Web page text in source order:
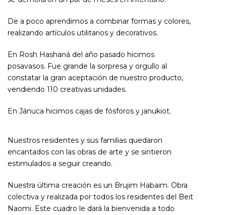
De a poco aprendimos a combinar formas y colores,
realizando artículos utilitarios y decorativos.
En Rosh Hashaná del año pasado hicimos
posavasos. Fue grande la sorpresa y orgullo al
constatar la gran aceptación de nuestro producto,
vendiendo 110 creativas unidades.
En Jánuca hicimos cajas de fósforos y janukiot.
Nuestros residentes y sus familias quedaron
encantados con las obras de arte y se sintieron
estimulados a seguir creando.
Nuestra última creación es un Brujim Habaim. Obra
colectiva y realizada por todos los residentes del Beit
Naomi. Este cuadro le dará la bienvenida a todo